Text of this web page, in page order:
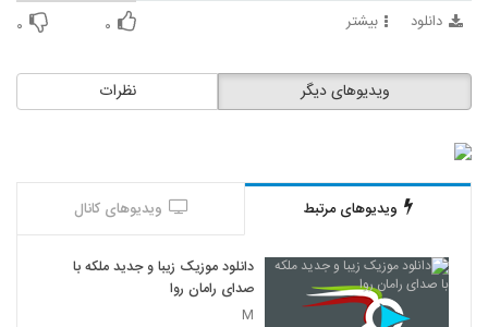
دانلود بیشتر ۰ ۰
نظرات ویدیوهای دیگر
ویدیوهای مرتبط ویدیوهای کانال
دانلود موزیک زیبا و جدید ملکه با
صدای رامان روا
M